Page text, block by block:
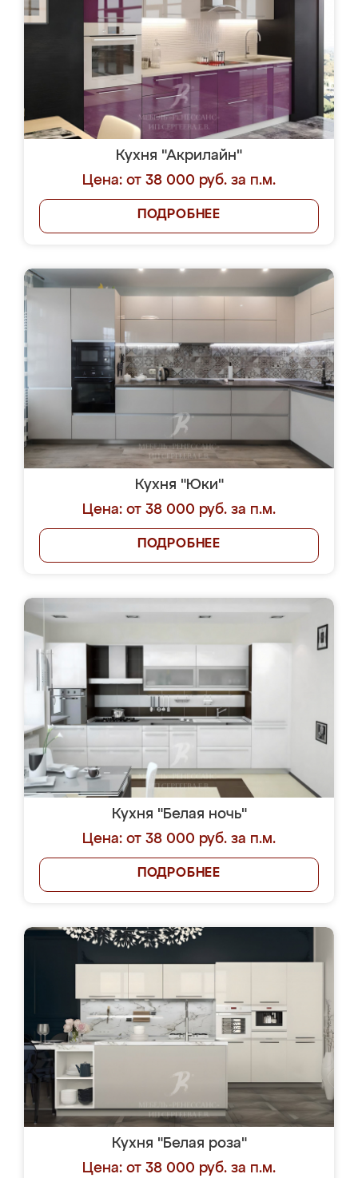
Кухня "Акрилайн"
Цена: от 38 000 руб. за п.м.
ПОДРОБНЕЕ
Кухня "Юки"
Цена: от 38 000 руб. за п.м.
ПОДРОБНЕЕ
Кухня "Белая ночь"
Цена: от 38 000 руб. за п.м.
ПОДРОБНЕЕ
Кухня "Белая роза"
Цена: от 38 000 руб. за п.м.